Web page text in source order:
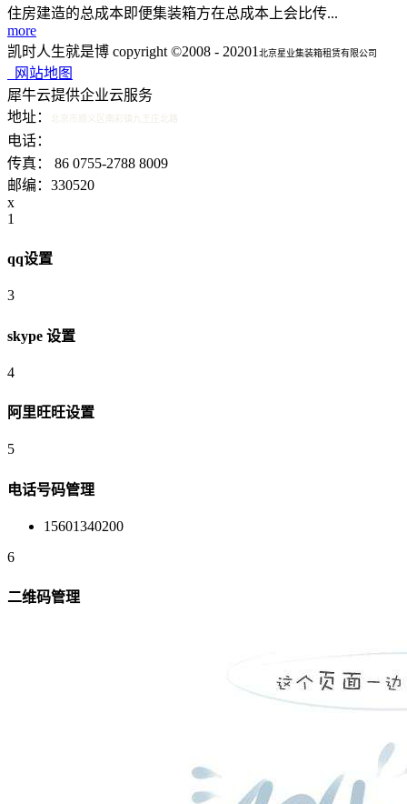
住房建造的总成本即便集装箱方在总成本上会比传...
more
凯时人生就是博 copyright ©2008 - 20201 北京星业集装箱租赁有限公司
网站地图
犀牛云提供企业云服务
地址：
北京市顺义区南彩镇九王庄北路
电话：
传真： 86 0755-2788 8009
邮编：330520
x
1
qq设置
3
skype 设置
4
阿里旺旺设置
5
电话号码管理
15601340200
6
二维码管理